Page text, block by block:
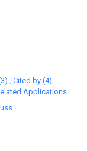
Cited by (4)
Applications